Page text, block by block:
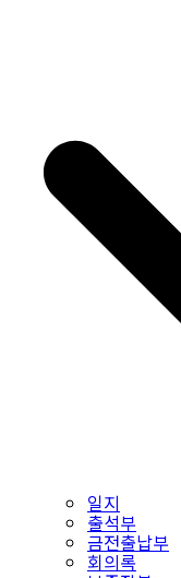
일지
출석부
금전출납부
회의록